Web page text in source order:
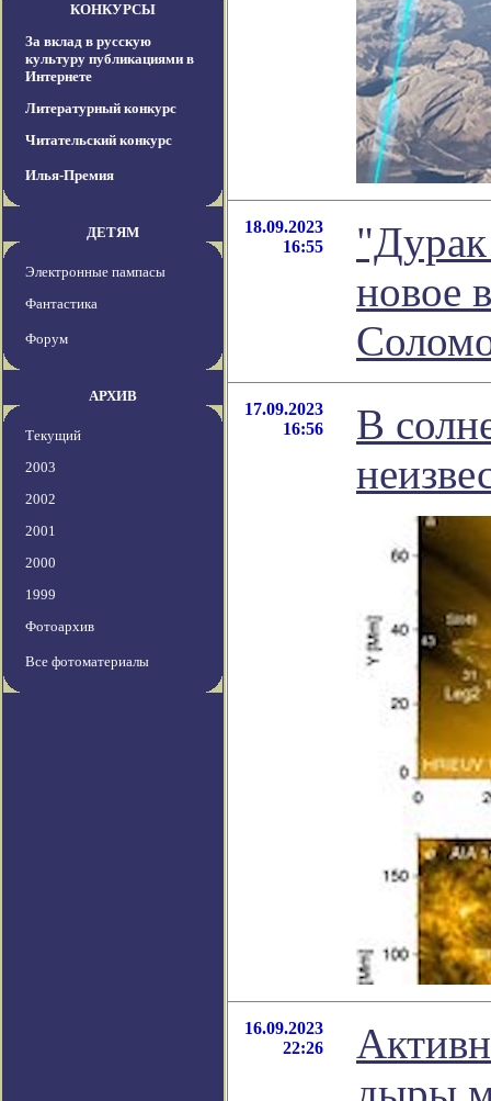
КОНКУРСЫ
За вклад в русскую
культуру публикациями в
Интернете
Литературный конкурс
Читательский конкурс
Илья-Премия
ДЕТЯМ
Электронные пампасы
Фантастика
Форум
АРХИВ
Текущий
2003
2002
2001
2000
1999
Фотоархив
Все фотоматериалы
18.09.2023
16:55
"Дурак
новое
17.09.2023
16:56
В
16.09.2023
22:26